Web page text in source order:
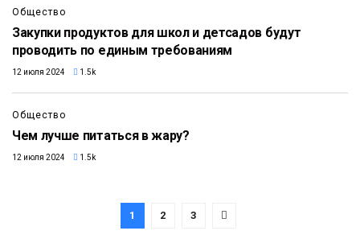
Общество
Закупки продуктов для школ и детсадов будут
проводить по единым требованиям
12 июля 2024 1.5k
Общество
Чем лучше питаться в жару?
12 июля 2024 1.5k
1 2 3